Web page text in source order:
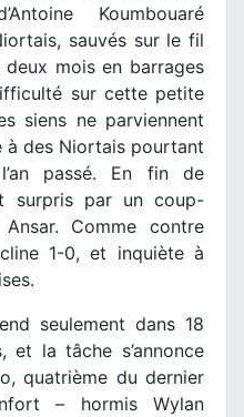
Koumbouaré
sauvés sur le fil
mois en barrages
sur cette petite
siens ne parviennent
à des Niortais pourtant
passé. En fin de
surpris par un coup-
Comme contre
1-0, et inquiète à
seulement dans 18
et la tâche s’annonce
quatrième du dernier
– hormis Wylan